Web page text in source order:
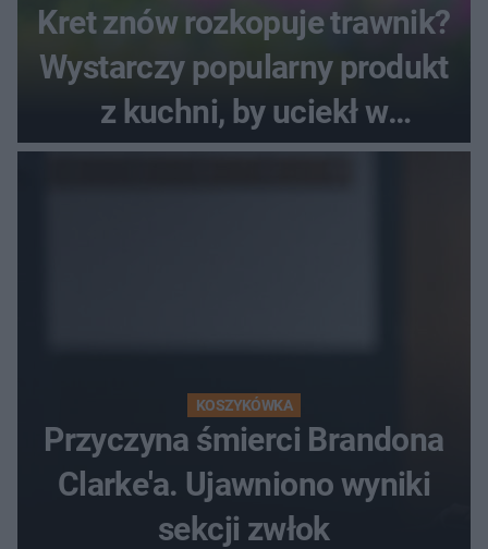
Kret znów rozkopuje trawnik?
Wystarczy popularny produkt
z kuchni, by uciekł w
popłochu
KOSZYKÓWKA
Przyczyna śmierci Brandona
Clarke'a. Ujawniono wyniki
sekcji zwłok